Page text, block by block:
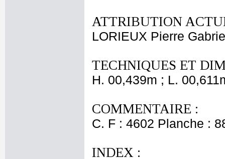
ATTRIBUTION
LORIEUX Pierre
TECHNIQUES ET
H. 00,439m ; L.
COMMENTAIRE :
C. F : 4602 Planche :
INDEX :